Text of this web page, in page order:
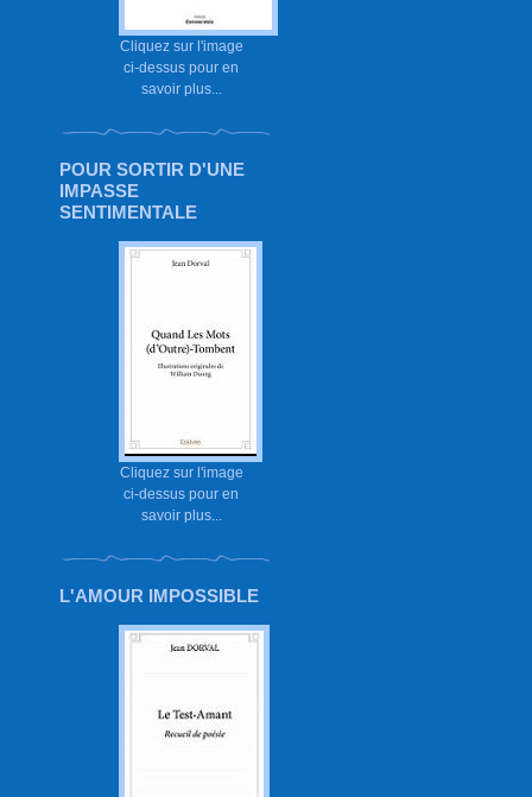
Cliquez sur l'image
ci-dessus pour en
savoir plus...
POUR SORTIR D'UNE
IMPASSE
SENTIMENTALE
Cliquez sur l'image
ci-dessus pour en
savoir plus...
L'AMOUR IMPOSSIBLE